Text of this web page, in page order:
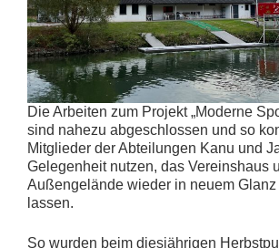
Die Arbeiten zum Projekt „Moderne
sind nahezu abgeschlossen und so
Mitglieder der Abteilungen Kanu und
Gelegenheit nutzen, das Vereinshaus
Außengelände wieder in neuem Glanz
lassen.
So wurden beim diesjährigen